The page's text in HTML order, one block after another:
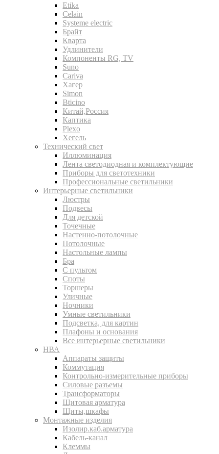
Etika
Celain
Systeme electric
Брайт
Кварта
Удлинители
Компоненты RG, TV
Suno
Cariva
Хагер
Simon
Bticino
Китай,Россия
Каптика
Plexo
Хегель
Технический свет
Иллюминация
Лента светодиодная и комплектующие
Приборы для светотехники
Профессиональные светильники
Интерьерные светильники
Люстры
Подвесы
Для детской
Точечные
Настенно-потолочные
Потолочные
Настольные лампы
Бра
С пультом
Споты
Торшеры
Уличные
Ночники
Умные светильники
Подсветка, для картин
Плафоны и основания
Все интерьерные светильники
НВА
Аппараты защиты
Коммутация
Контрольно-измерительные приборы
Силовые разъемы
Трансформаторы
Щитовая арматура
Щиты,шкафы
Монтажные изделия
Изолир.каб.арматура
Кабель-канал
Клеммы